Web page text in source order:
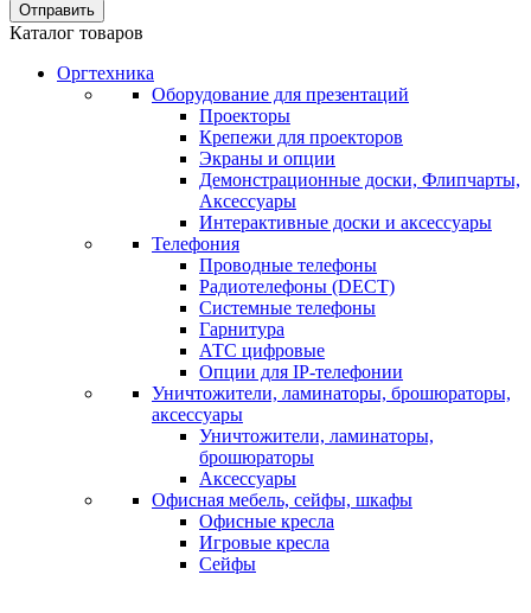
Отправить
Каталог товаров
Оргтехника
Оборудование для презентаций
Проекторы
Крепежи для проекторов
Экраны и опции
Демонстрационные доски, Флипчарты,
Аксессуары
Интерактивные доски и аксессуары
Телефония
Проводные телефоны
Радиотелефоны (DECT)
Системные телефоны
Гарнитура
АТС цифровые
Опции для IP-телефонии
Уничтожители, ламинаторы, брошюраторы,
аксессуары
Уничтожители, ламинаторы,
брошюраторы
Аксессуары
Офисная мебель, сейфы, шкафы
Офисные кресла
Игровые кресла
Сейфы